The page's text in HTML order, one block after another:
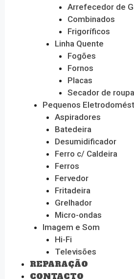
Arrefecedor de
Combinados
Frigoríficos
Linha Quente
Fogões
Fornos
Placas
Secador de roupa
Pequenos
Aspiradores
Batedeira
Desumidificador
Ferro c/ Caldeira
Ferros
Fervedor
Fritadeira
Grelhador
Micro-ondas
Imagem e Som
Hi-Fi
Televisões
REPARAÇÃO
CONTACTO